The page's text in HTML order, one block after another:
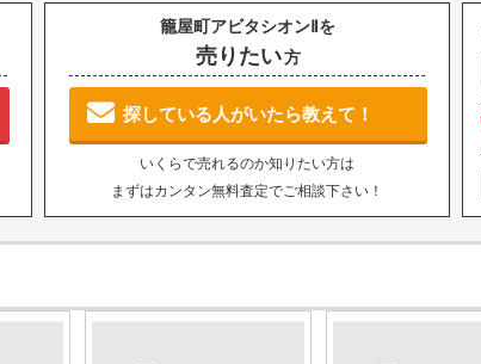
籠屋町アビタシオンⅡを
売りたい方
探している人がいたら教えて！
いくらで売れるのか知りたい方は
まずはカンタン無料査定でご相談下さい！